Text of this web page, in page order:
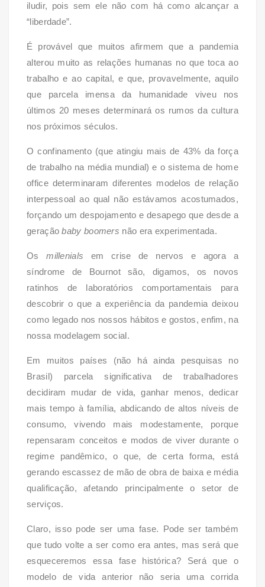
iludir, pois sem ele não com há como alcançar a
“liberdade”.
É provável que muitos afirmem que a pandemia
alterou muito as relações humanas no que toca ao
trabalho e ao capital, e que, provavelmente, aquilo
que parcela imensa da humanidade viveu nos
últimos 20 meses determinará os rumos da cultura
nos próximos séculos.
O confinamento (que atingiu mais de 43% da força
de trabalho na média mundial) e o sistema de home
office determinaram diferentes modelos de relação
interpessoal ao qual não estávamos acostumados,
forçando um despojamento e desapego que desde a
geraçãobaby boomers não era experimentada.
Osmillenials em crise de nervos e agora a
síndrome de Bournot são, digamos, os novos
ratinhos de laboratórios comportamentais para
descobrir o que a experiência da pandemia deixou
como legado nos nossos hábitos e gostos, enfim, na
nossa modelagem social.
Em muitos países (não há ainda pesquisas no
Brasil) parcela significativa de trabalhadores
decidiram mudar de vida, ganhar menos, dedicar
mais tempo à família, abdicando de altos níveis de
consumo, vivendo mais modestamente, porque
repensaram conceitos e modos de viver durante o
regime pandêmico, o que, de certa forma, está
gerando escassez de mão de obra de baixa e média
qualificação, afetando principalmente o setor de
serviços.
Claro, isso pode ser uma fase. Pode ser também
que tudo volte a ser como era antes, mas será que
esqueceremos essa fase histórica? Será que o
modelo de vida anterior não seria uma corrida